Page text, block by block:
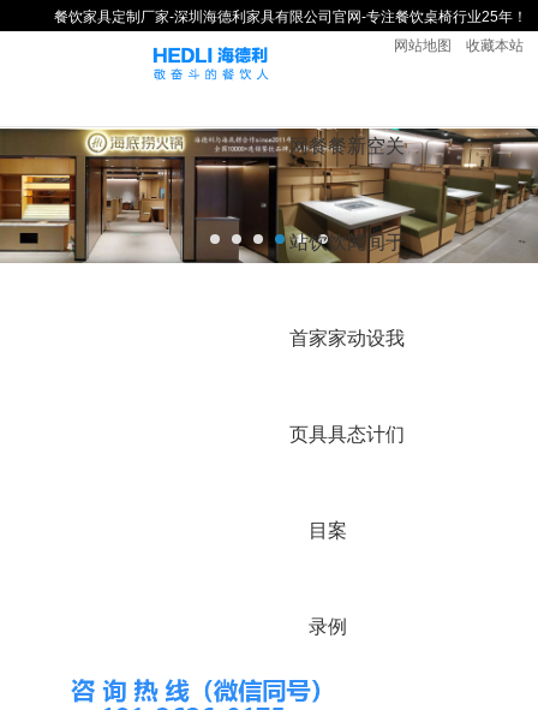
餐饮家具定制厂家-深圳海德利家具有限公司官网-专注餐饮桌椅行业25年！
收藏本站
网站地图
网
站
首
页
餐
饮
家
具
目
录
餐
饮
家
具
案
例
新
闻
动
态
空
间
设
计
关
于
我
们